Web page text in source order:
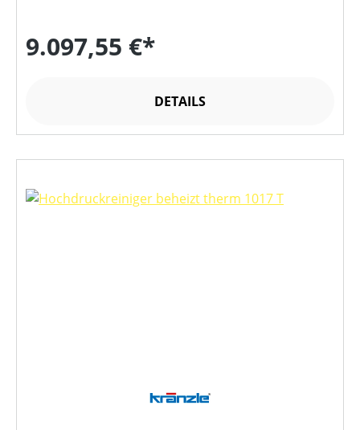
9.097,55 €*
DETAILS